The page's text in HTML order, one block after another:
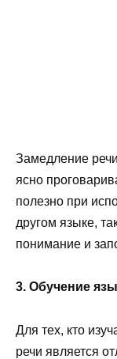
Замедление
ясно
полезно при
другом языке,
понимание и
3. Обучение
Для тех, кто
речи является